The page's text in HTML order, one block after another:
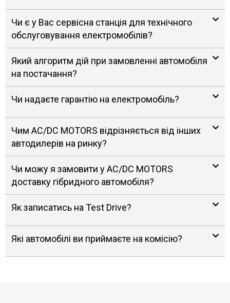
Чи є у Вас сервісна станція для технічного
обслуговування електромобілів?
Який алгоритм дій при замовленні автомобіля
на постачання?
Чи надаєте гарантію на електромобіль?
Чим AC/DC MOTORS відрізняється від інших
автодилерів на ринку?
Чи можу я замовити у AC/DC MOTORS
доставку гібридного автомобіля?
Як записатись на Test Drive?
Які автомобілі ви приймаєте на комісію?